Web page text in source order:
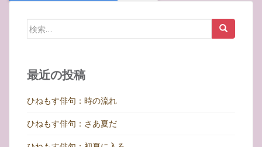
検
最近の投稿
ひねもす俳句：時の流れ
ひねもす俳句：さあ夏だ